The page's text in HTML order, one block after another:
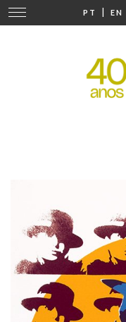
PT | EN
Cambiar
navegación